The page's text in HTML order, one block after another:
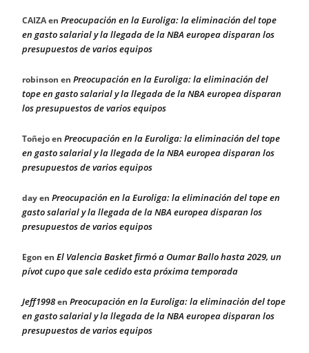
CAIZAen Preocupación en la Euroliga: la eliminación del tope
en gasto salarial y la llegada de la NBA europea disparan los
presupuestos de varios equipos
robinson en Preocupación en la Euroliga: la eliminación del
tope en gasto salarial y la llegada de la NBA europea disparan
los presupuestos de varios equipos
Toñejoen Preocupación en la Euroliga: la eliminación del tope
en gasto salarial y la llegada de la NBA europea disparan los
presupuestos de varios equipos
dayen Preocupación en la Euroliga: la eliminación del tope en
gasto salarial y la llegada de la NBA europea disparan los
presupuestos de varios equipos
Egon en El Valencia Basket firmó a Oumar Ballo hasta 2029, un
pívot cupo que sale cedido esta próxima temporada
Jeff1998en Preocupación en la Euroliga: la eliminación del tope
en gasto salarial y la llegada de la NBA europea disparan los
presupuestos de varios equipos